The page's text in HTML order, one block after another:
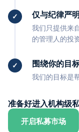
仅与纪律严
我们只提供来
的管理人的投
围绕你的目
我们的目标是
准备好进入机构级
开启私募市场